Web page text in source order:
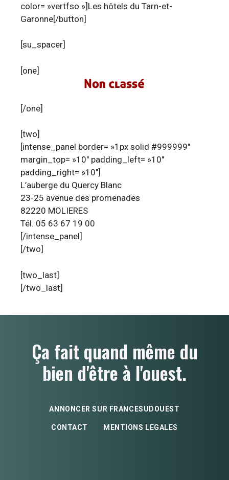
color= »vertfso »]Les hôtels du Tarn-et-
Garonne[/button]
[su_spacer]
[one]
[/one]
[two]
[intense_panel border= »1px solid #999999″
margin_top= »10″ padding_left= »10″
padding_right= »10″]
L’auberge du Quercy Blanc
23-25 avenue des promenades
82220 MOLIERES
Tél. 05 63 67 19 00
[/intense_panel]
[/two]
[two_last]
[/two_last]
Ça fait quand même du
bien d'être à l'ouest.
ANNONCER SUR FRANCESUDOUEST
CONTACT MENTIONS LEGALES